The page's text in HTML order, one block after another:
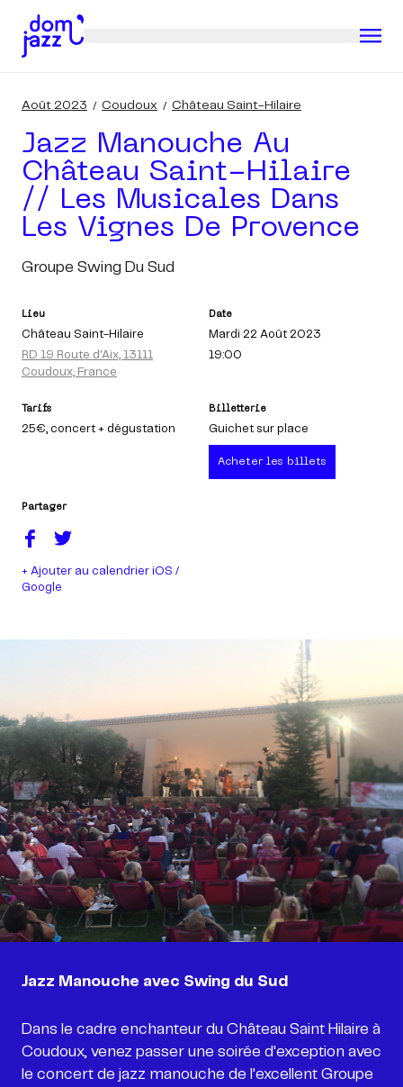
Août 2023 Coudoux Château Saint-Hilaire
Jazz Manouche Au
Château Saint-Hilaire
// Les Musicales Dans
Les Vignes De Provence
Groupe Swing Du Sud
Lieu
Château Saint-Hilaire
RD 19 Route d'Aix, 13111
Coudoux, France
Date
Mardi 22 Août 2023
19:00
Tarifs
25€, concert + dégustation
Billetterie
Guichet sur place
Acheter les billets
Partager
+ Ajouter au calendrier iOS /
Google
Jazz Manouche avec Swing du Sud
Dans le cadre enchanteur du Château Saint Hilaire à
Coudoux, venez passer une soirée d'exception avec
le concert de jazz manouche de l'excellent Groupe